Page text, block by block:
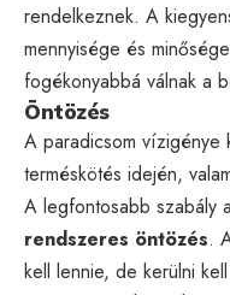
rendelkeznek. A
mennyisége és
fogékonyabbá válnak a
Öntözés
A paradicsom vízigénye
terméskötés idején,
A legfontosabb szabály a
rendszeres öntözés.
kell lennie, de kerülni